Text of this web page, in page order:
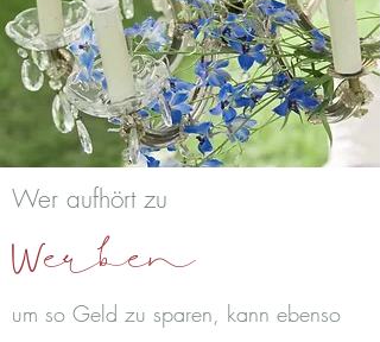
Wer aufhört zu
Werben
um so Geld zu sparen, kann ebenso